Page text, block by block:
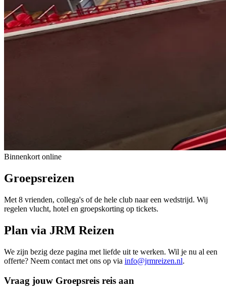
Binnenkort online
Groepsreizen
Met 8 vrienden, collega's of de hele club naar een wedstrijd. Wij
regelen vlucht, hotel en groepskorting op tickets.
Plan via JRM Reizen
We zijn bezig deze pagina met liefde uit te werken. Wil je nu al een
offerte? Neem contact met ons op via info@jrmreizen.nl.
Vraag jouw Groepsreis reis aan